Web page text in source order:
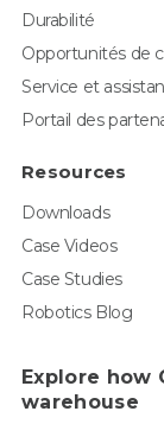
Durabilité
Opportunités de
Service et
Portail des
Resources
Downloads
Case Videos
Case Studies
Robotics Blog
Explore how
warehouse